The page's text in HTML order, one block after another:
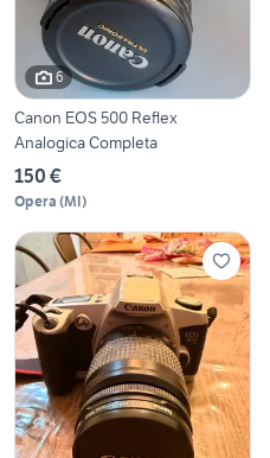
6
Canon EOS 500 Reflex
Analogica Completa
150 €
Opera (MI)